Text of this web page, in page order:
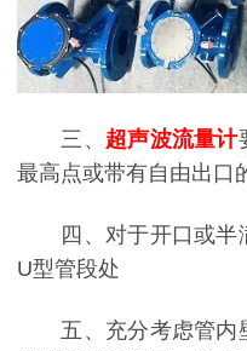
三、 超声波流量计
最高点或带有自由出口
四、对于开口或半
U型管段处
五、充分考虑管内